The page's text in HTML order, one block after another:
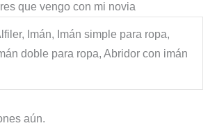
que vengo con mi novia
Imán, Imán simple para ropa,
doble para ropa, Abridor con imán
aún.